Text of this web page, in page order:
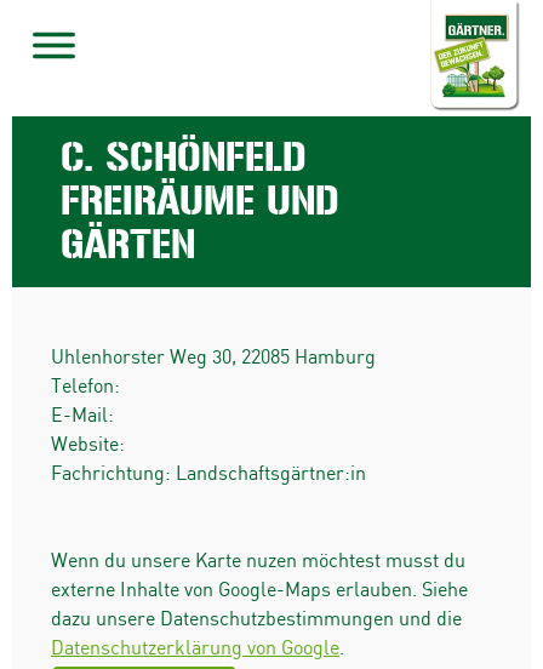
C. SCHÖNFELD
FREIRÄUME UND
GÄRTEN
Uhlenhorster Weg 30, 22085 Hamburg
Telefon:
E-Mail:
Website:
Fachrichtung: Landschaftsgärtner:in
Wenn du unsere Karte nuzen möchtest musst du
externe Inhalte von Google-Maps erlauben. Siehe
dazu unsere Datenschutzbestimmungen und die
Datenschutzerklärung von Google.